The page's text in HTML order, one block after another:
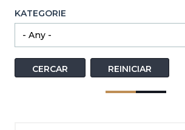
KATEGORIE